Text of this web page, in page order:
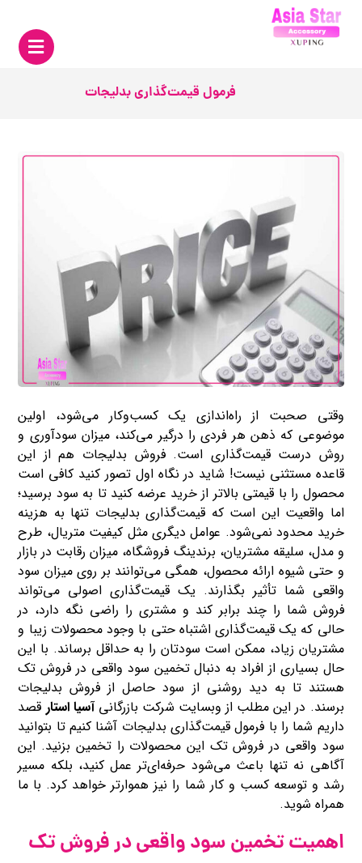
فرمول قیمت‌گذاری بدلیجات
وقتی صحبت از راه‌اندازی یک کسب‌وکار می‌شود، اولین
موضوعی که ذهن هر فردی را درگیر می‌کند، میزان سودآوری و
روش درست قیمت‌گذاری است. فروش بدلیجات هم از این
قاعده مستثنی نیست! شاید در نگاه اول تصور کنید کافی است
محصول را با قیمتی بالاتر از خرید عرضه کنید تا به سود برسید؛
اما واقعیت این است که قیمت‌گذاری بدلیجات تنها به هزینه
خرید محدود نمی‌شود. عوامل دیگری مثل کیفیت متریال، طرح
و مدل، سلیقه مشتریان، برندینگ فروشگاه، میزان رقابت در بازار
و حتی شیوه ارائه محصول، همگی می‌توانند بر روی میزان سود
واقعی شما تأثیر بگذارند. یک قیمت‌گذاری اصولی می‌تواند
فروش شما را چند برابر کند و مشتری را راضی نگه دارد، در
حالی که یک قیمت‌گذاری اشتباه حتی با وجود محصولات زیبا و
مشتریان زیاد، ممکن است سودتان را به حداقل برساند. با این
حال بسیاری از افراد به دنبال تخمین سود واقعی در فروش تک
هستند تا به دید روشنی از سود حاصل از فروش بدلیجات
برسند. در این مطلب از وبسایت شرکت بازرگانیآسیا استار قصد
داریم شما را با فرمول‌ قیمت‌گذاری بدلیجات آشنا کنیم تا بتوانید
سود واقعی در فروش تک این محصولات را تخمین بزنید. این
آگاهی نه ‌تنها باعث می‌شود حرفه‌ای‌تر عمل کنید، بلکه مسیر
رشد و توسعه کسب و کار شما را نیز هموارتر خواهد کرد. با ما
همراه شوید.
اهمیت تخمین سود واقعی در فروش تک